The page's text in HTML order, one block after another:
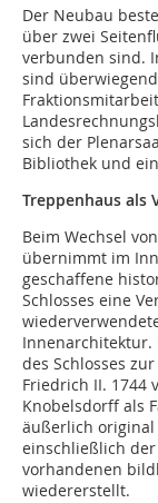
Der Neubau
über zwei
verbunden sind.
sind
sich der
Bibliothek und
Treppenhaus als
Beim Wechsel
übernimmt im
geschaffene
Schlosses eine
Innenarchitektur.
des Schlosses
Friedrich II. 1744
Knobelsdorff als
äußerlich
einschließlich
vorhandenen
wiedererstellt.